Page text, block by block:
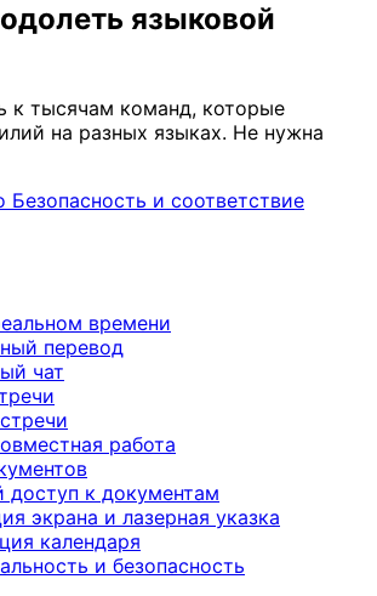
языковой
к тысячам команд, которые
на разных языках. Не нужна
Безопасность и соответствие
времени
перевод
чат
работа
доступ к документам
экрана и лазерная указка
календаря
и безопасность